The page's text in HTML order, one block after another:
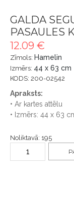
GALDA
PASAULES
12.09 €
Zīmols: Hamelin
Izmērs: 44 x 63 cm
KODS: 200-02542
Apraksts:
• Ar kartes attēlu
• Izmērs: 44 x 63
Noliktavā: 195